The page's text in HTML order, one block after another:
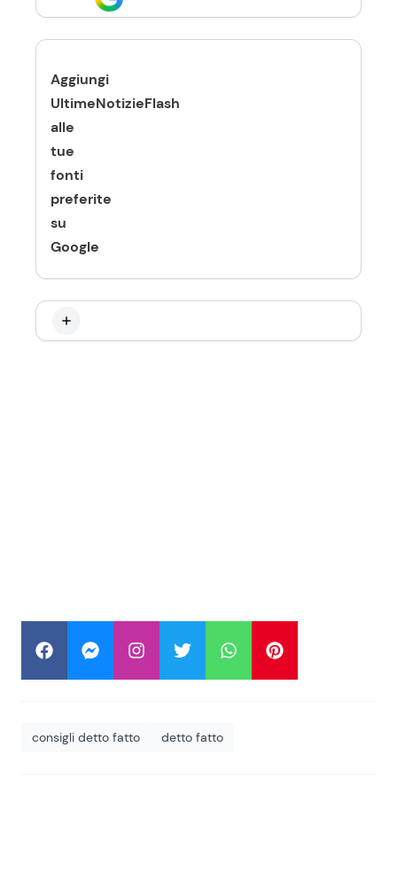
Aggiungi
UltimeNotizieFlash
alle
tue
fonti
preferite
su
Google
consigli detto fatto detto fatto